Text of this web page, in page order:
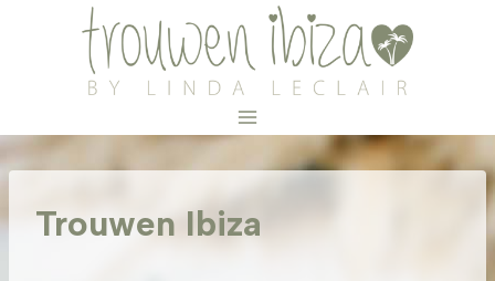
Trouwen Ibiza